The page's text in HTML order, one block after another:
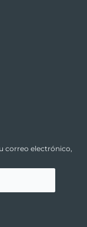
correo electrónico,